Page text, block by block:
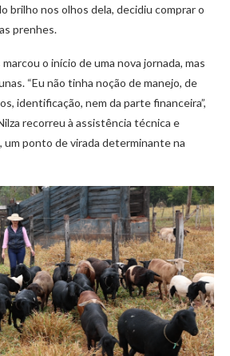
brilho nos olhos dela, decidiu comprar o
prenhes.
o início de uma nova jornada, mas
“Eu não tinha noção de manejo, de
identificação, nem da parte financeira”,
recorreu à assistência técnica e
um ponto de virada determinante na